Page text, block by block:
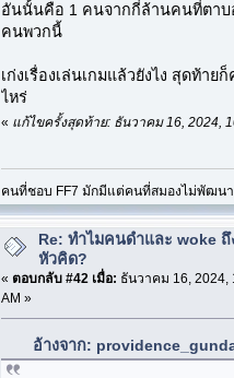
อันนั้นคือ 1 คนจากกี่ล้านคนที่ตาบ
คนพวกนี้
เก่งเรื่องเล่นเกมแล้วยังไง สุดท้า
ไหร่
« แก้ไขครั้งสุดท้าย: ธันวาคม 16, 2024,
คนที่ชอบ FF7 มักมีแต่คนที่สมองไม่พัฒนา
Re: ทำไมคนดำและ woke ถึ
หัวคิด?
« ตอบกลับ #42 เมื่อ: ธันวาคม 16, 2024,
AM »
อ้างจาก: